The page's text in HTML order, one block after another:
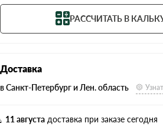
РАССЧИТАТЬ В
Доставка
в Санкт-Петербург и Лен. область
11 августа доставка при заказе сегодня